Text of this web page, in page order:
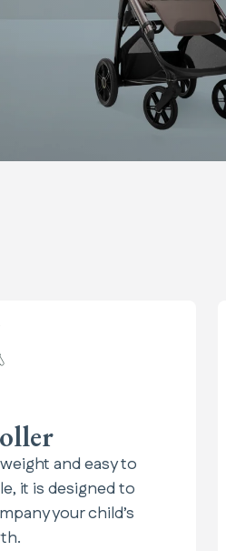
and easy to
it is designed to
your child’s